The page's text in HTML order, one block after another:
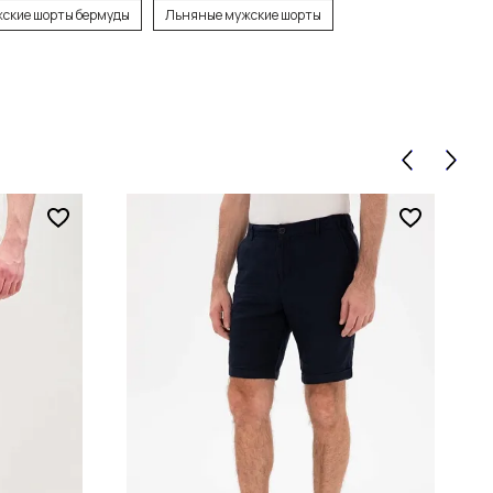
шорты бермуды Льняные мужские шорты